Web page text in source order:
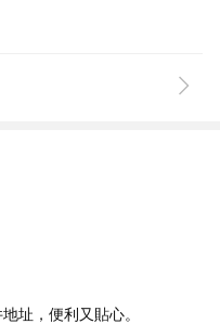
址，便利又貼心。